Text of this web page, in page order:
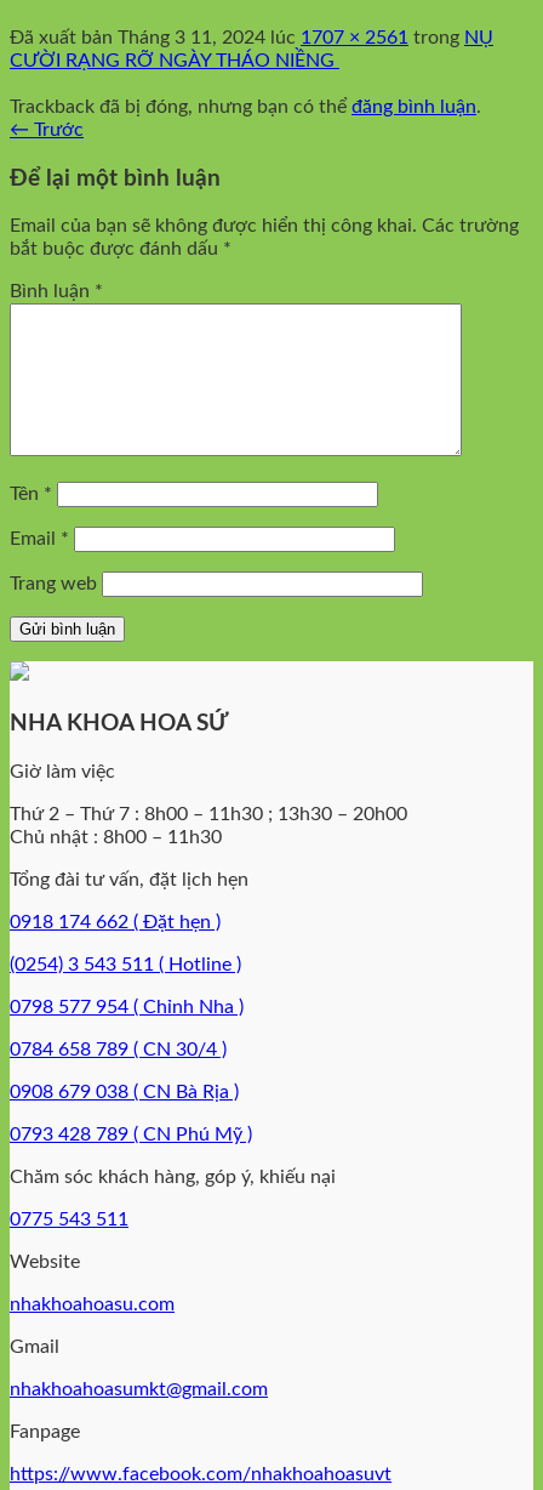
Đã xuất bản Tháng 3 11, 2024 lúc 1707 × 2561 trong NỤ
CƯỜI RẠNG RỠ NGÀY THÁO NIỀNG
Trackback đã bị đóng, nhưng bạn có thể đăng bình luận.
← Trước
Để lại một bình luận
Email của bạn sẽ không được hiển thị công khai. Các trường
bắt buộc được đánh dấu *
Bình luận *
Tên *
Email *
Trang web
NHA KHOA HOA SỨ
Giờ làm việc
Thứ 2 – Thứ 7 : 8h00 – 11h30 ; 13h30 – 20h00
Chủ nhật : 8h00 – 11h30
Tổng đài tư vấn, đặt lịch hẹn
0918 174 662 ( Đặt hẹn )
(0254) 3 543 511 ( Hotline )
0798 577 954 ( Chỉnh Nha )
0784 658 789 ( CN 30/4 )
0908 679 038 ( CN Bà Rịa )
0793 428 789 ( CN Phú Mỹ )
Chăm sóc khách hàng, góp ý, khiếu nại
0775 543 511
Website
nhakhoahoasu.com
Gmail
nhakhoahoasumkt@gmail.com
Fanpage
https://www.facebook.com/nhakhoahoasuvt